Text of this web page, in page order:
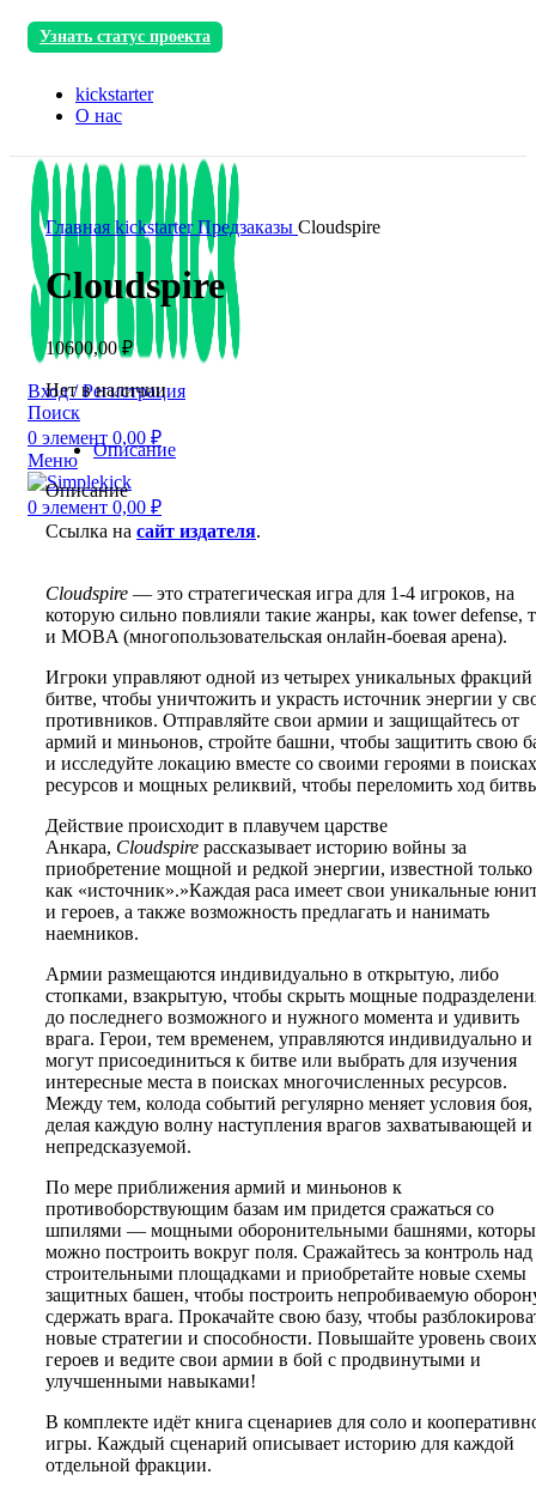
Узнать статус проекта
kickstarter
О нас
Вход / Регистрация
Поиск
0 элемент 0,00 ₽
Меню
0 элемент 0,00 ₽
Главная kickstarterПредзаказы Cloudspire
Cloudspire
10600,00₽
Нет в наличии
Описание
Описание
Ссылка на сайт издателя.
Cloudspire — это стратегическая игра для 1-4 игроков, на
которую сильно повлияли такие жанры, как tower defense,
и MOBA (многопользовательская онлайн-боевая арена).
Игроки управляют одной из четырех уникальных фракций
битве, чтобы уничтожить и украсть источник энергии у
противников. Отправляйте свои армии и защищайтесь от
армий и миньонов, стройте башни, чтобы защитить свою
и исследуйте локацию вместе со своими героями в поисках
ресурсов и мощных реликвий, чтобы переломить ход
Действие происходит в плавучем царстве
Анкара, Cloudspire рассказывает историю войны за
приобретение мощной и редкой энергии, известной только
как «источник».»Каждая раса имеет свои уникальные
и героев, а также возможность предлагать и нанимать
наемников.
Армии размещаются индивидуально в открытую, либо
стопками, взакрытую, чтобы скрыть мощные
до последнего возможного и нужного момента и удивить
врага. Герои, тем временем, управляются индивидуально и
могут присоединиться к битве или выбрать для изучения
интересные места в поисках многочисленных ресурсов.
Между тем, колода событий регулярно меняет условия боя,
делая каждую волну наступления врагов захватывающей и
непредсказуемой.
По мере приближения армий и миньонов к
противоборствующим базам им придется сражаться со
шпилями — мощными оборонительными башнями,
можно построить вокруг поля. Сражайтесь за контроль над
строительными площадками и приобретайте новые схемы
защитных башен, чтобы построить непробиваемую
сдержать врага. Прокачайте свою базу, чтобы
новые стратегии и способности. Повышайте уровень своих
героев и ведите свои армии в бой с продвинутыми и
улучшенными навыками!
В комплекте идёт книга сценариев для соло и
игры. Каждый сценарий описывает историю для каждой
отдельной фракции.